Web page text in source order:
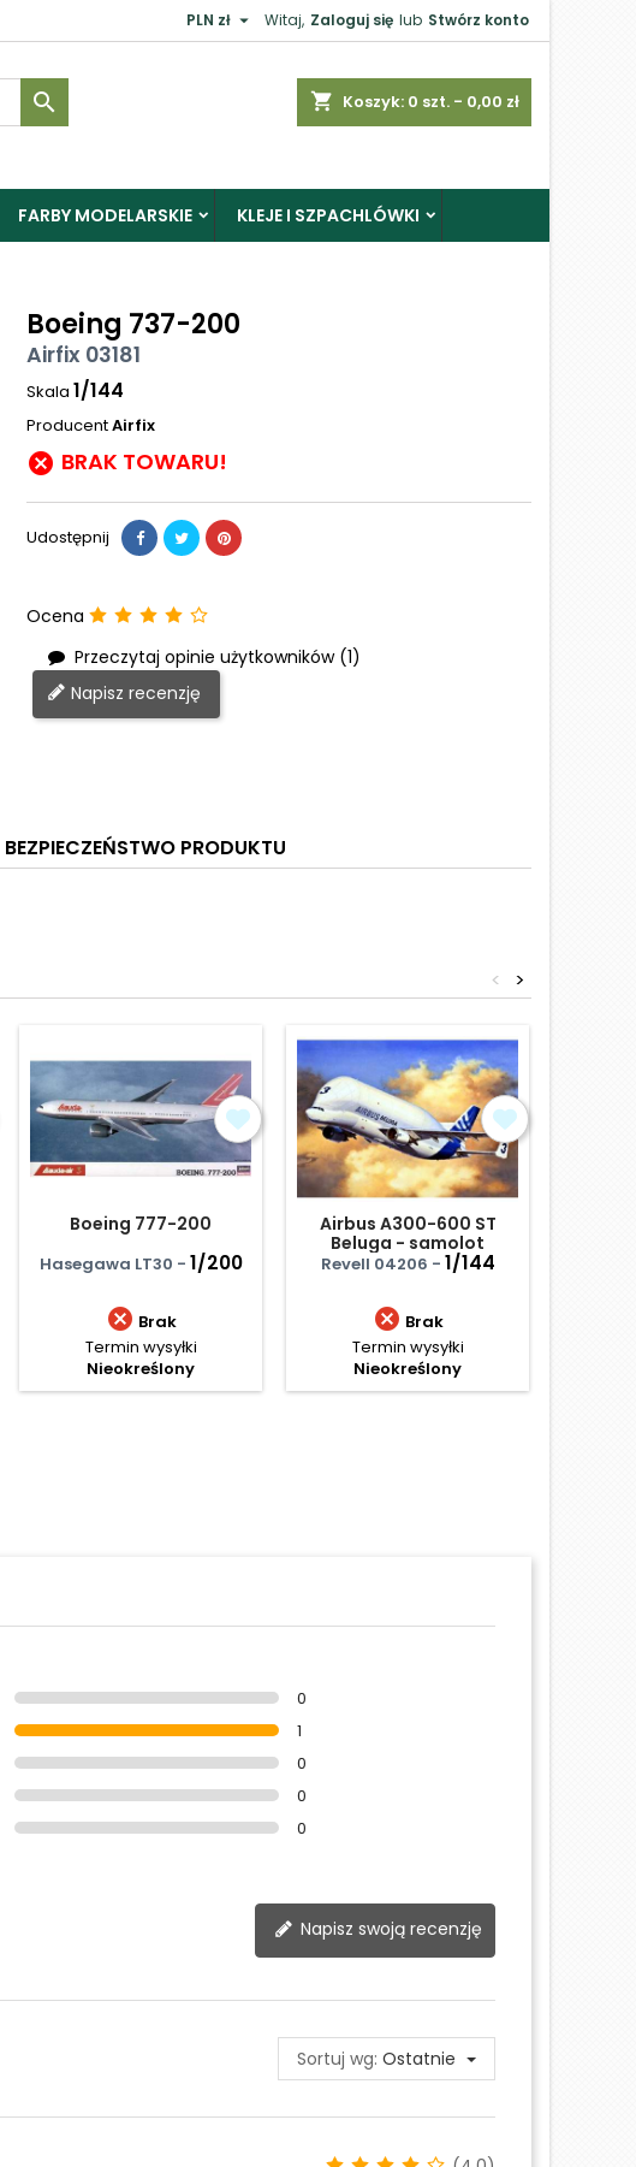
Witaj, Zaloguj się lub Stwórz konto
PLN zł 
shopping_cart Koszyk: 0 szt. - 0,00 zł

FARBY MODELARSKIE KLEJE I SZPACHLÓWKI
Boeing 737-200
Airfix 03181
Skala 1/144
ProducentAirfix
 BRAK TOWARU!
Udostępnij
Ocena
Przeczytaj opinie użytkowników (1)
Napisz recenzję
BEZPIECZEŃSTWO PRODUKTU
>
<
Boeing 777-200
Hasegawa LT30 - 1/200
 Brak
Termin wysyłki
Nieokreślony
Airbus A300-600 ST
Beluga - samolot
pasażerski
Revell 04206 - 1/144
 Brak
Termin wysyłki
Nieokreślony
0
1
0
0
0
Napisz swoją recenzję
Sortuj wg: Ostatnie